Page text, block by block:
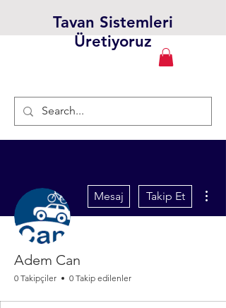
Tavan Sistemleri
Üretiyoruz
Mesaj Takip Et
Adem Can
0 Takipçiler 0 Takip edilenler